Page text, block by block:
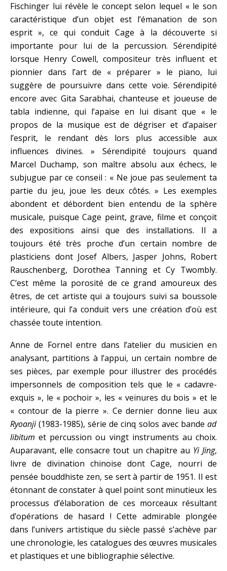
Fischinger lui révèle le concept selon lequel « le son
caractéristique d’un objet est l’émanation de son
esprit », ce qui conduit Cage à la découverte si
importante pour lui de la percussion. Sérendipité
lorsque Henry Cowell, compositeur très influent et
pionnier dans l’art de « préparer » le piano, lui
suggère de poursuivre dans cette voie. Sérendipité
encore avec Gita Sarabhai, chanteuse et joueuse de
tabla indienne, qui l’apaise en lui disant que « le
propos de la musique est de dégriser et d’apaiser
l’esprit, le rendant dès lors plus accessible aux
influences divines. » Sérendipité toujours quand
Marcel Duchamp, son maître absolu aux échecs, le
subjugue par ce conseil : « Ne joue pas seulement ta
partie du jeu, joue les deux côtés. » Les exemples
abondent et débordent bien entendu de la sphère
musicale, puisque Cage peint, grave, filme et conçoit
des expositions ainsi que des installations. Il a
toujours été très proche d’un certain nombre de
plasticiens dont Josef Albers, Jasper Johns, Robert
Rauschenberg, Dorothea Tanning et Cy Twombly.
C’est même la porosité de ce grand amoureux des
êtres, de cet artiste qui a toujours suivi sa boussole
intérieure, qui l’a conduit vers une création d’où est
chassée toute intention.
Anne de Fornel entre dans l’atelier du musicien en
analysant, partitions à l’appui, un certain nombre de
ses pièces, par exemple pour illustrer des procédés
impersonnels de composition tels que le « cadavre-
exquis », le « pochoir », les « veinures du bois » et le
« contour de la pierre ». Ce dernier donne lieu aux
Ryoanji(1983-1985), série de cinq solos avec bande ad
libitum et percussion ou vingt instruments au choix.
Auparavant, elle consacre tout un chapitre au Yi Jing,
livre de divination chinoise dont Cage, nourri de
pensée bouddhiste zen, se sert à partir de 1951. Il est
étonnant de constater à quel point sont minutieux les
processus d’élaboration de ces morceaux résultant
d’opérations de hasard ! Cette admirable plongée
dans l’univers artistique du siècle passé s’achève par
une chronologie, les catalogues des œuvres musicales
et plastiques et une bibliographie sélective.